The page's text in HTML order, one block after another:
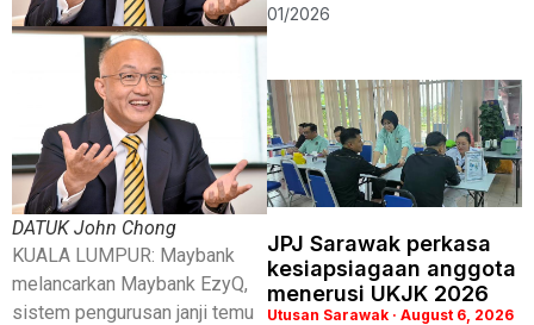
DATUK John Chong
KUALA LUMPUR: Maybank
melancarkan Maybank EzyQ,
sistem pengurusan janji temu
01/2026
JPJ Sarawak perkasa
kesiapsiagaan anggota
menerusi UKJK 2026
Utusan Sarawak August 6, 2026